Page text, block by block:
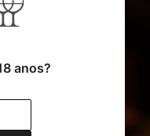
e receba
e Novidades
anos?